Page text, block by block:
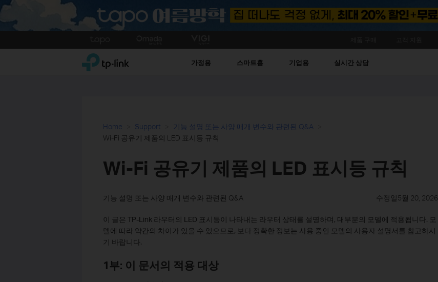
to
TP-Link, Reliably Smart 가정용 스마트홈 기업용 실시간 상담
Home Support
기능 설명 또는 사양 매개 변수와 관련된 Q&A
Wi-Fi 공유기 제품의 LED 표시등 규칙
Wi-Fi 공유기 제품의 LED 표시등 규칙
기능 설명 또는 사양 매개 변수와 관련된 Q&A 수정일5월 20, 2026
이 글은 TP-Link 라우터의 LED 표시등이 나타내는 라우터 상태를 설명하며, 대부분의 모델에 적용됩니다. 모
델에 따라 약간의 차이가 있을 수 있으므로, 보다 정확한 정보는 사용 중인 모델의 사용자 설명서를 참고하시
기 바랍니다.
1부: 이 문서의 적용 대상